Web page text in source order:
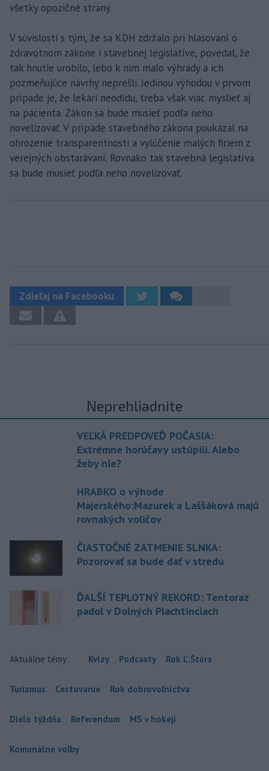
všetky opozičné strany.
V súvislosti s tým, že sa KDH zdržalo pri hlasovaní o
zdravotnom zákone i stavebnej legislatíve, povedal, že
tak hnutie urobilo, lebo k nim malo výhrady a ich
pozmeňujúce návrhy neprešli. Jedinou výhodou v prvom
prípade je, že lekári neodídu, treba však viac myslieť aj
na pacienta. Zákon sa bude musieť podľa neho
novelizovať. V prípade stavebného zákona poukázal na
ohrozenie transparentnosti a vylúčenie malých firiem z
verejných obstarávaní. Rovnako tak stavebná legislatíva
sa bude musieť podľa neho novelizovať.
Zdieľaj na Facebooku
Neprehliadnite
VEĽKÁ PREDPOVEĎ POČASIA:
Extrémne horúčavy ustúpili. Alebo
žeby nie?
HRABKO o výhode
Majerského:Mazurek a Laššáková majú
rovnakých voličov
ČIASTOČNÉ ZATMENIE SLNKA:
Pozorovať sa bude dať v stredu
ĎALŠÍ TEPLOTNÝ REKORD: Tentoraz
padol v Dolných Plachtinciach
Aktuálne témy: Kvízy Podcasty Rok Ľ.Štúra
Turizmus Cestovanie Rok dobrovoľníctva
Dielo týždňa Referendum MS v hokeji
Komunálne voľby